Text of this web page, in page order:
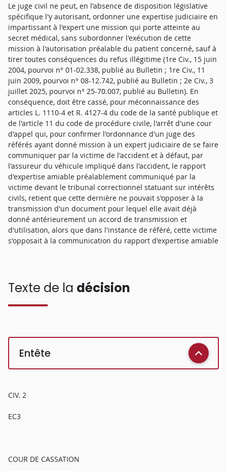
Le juge civil ne peut, en l'absence de disposition législative
spécifique l'y autorisant, ordonner une expertise judiciaire en
impartissant à l'expert une mission qui porte atteinte au
secret médical, sans subordonner l'exécution de cette
mission à l'autorisation préalable du patient concerné, sauf à
tirer toutes conséquences du refus illégitime (1re Civ., 15 juin
2004, pourvoi n° 01-02.338, publié au Bulletin ; 1re Civ., 11
juin 2009, pourvoi n° 08-12.742, publié au Bulletin ; 2e Civ., 3
juillet 2025, pourvoi n° 25-70.007, publié au Bulletin). En
conséquence, doit être cassé, pour méconnaissance des
articles L. 1110-4 et R. 4127-4 du code de la santé publique et
de l'article 11 du code de procédure civile, l'arrêt d'une cour
d'appel qui, pour confirmer l'ordonnance d'un juge des
référés ayant donné mission à un expert judiciaire de se faire
communiquer par la victime de l'accident et à défaut, par
l'assureur du véhicule impliqué dans l'accident, le rapport
d'expertise amiable préalablement communiqué par la
victime devant le tribunal correctionnel statuant sur intérêts
civils, retient que cette dernière ne pouvait s'opposer à la
transmission d'un document pour lequel elle avait déjà
donné antérieurement un accord de transmission et
d'utilisation, alors que dans l'instance de référé, cette victime
s'opposait à la communication du rapport d'expertise amiable
Texte de la décision
Entête
CIV. 2
EC3
COUR DE CASSATION